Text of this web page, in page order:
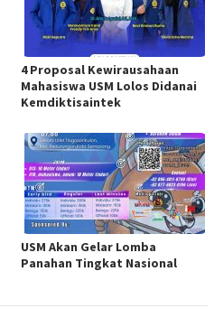
4 Proposal Kewirausahaan
Mahasiswa USM Lolos Didanai
Kemdiktisaintek
USM Akan Gelar Lomba
Panahan Tingkat Nasional